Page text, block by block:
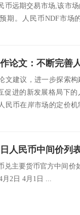
币远期交易市场,该市
期。人民币NDF市场
文建议，进一步探索
促进的新发展格局下
民币在岸市场的定价
人民币中间价列
兑主要货币官方中间价
2日 4月1日 ...